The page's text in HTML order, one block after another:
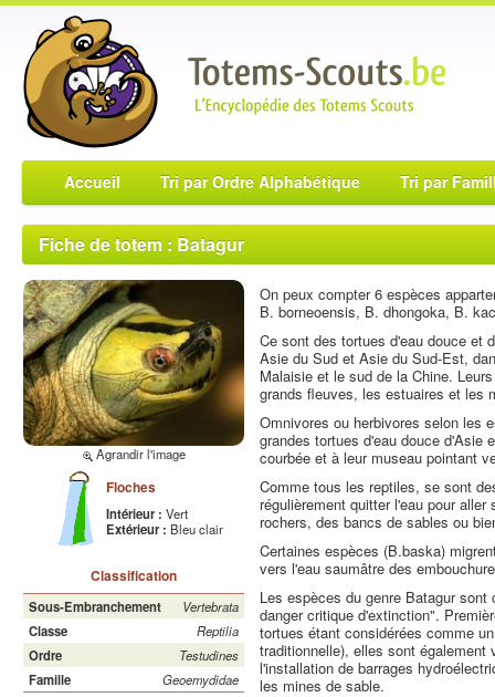
Accueil Tri par Ordre Alphabétique Tri par
Fiche de totem : Batagur
Agrandir l'image
Floches
Intérieur : Vert
Extérieur : Bleu clair
Classification
Sous-Embranchement
Vertebrata
Classe
Reptilia
Ordre
Testudines
Famille
Geoemydidae
On peux compter 6 espèces
B. borneoensis, B. dhongoka, B.
Ce sont des tortues d'eau douce et
Asie du Sud et Asie du Sud-Est,
Malaisie et le sud de la Chine.
grands fleuves, les estuaires et les
Omnivores ou herbivores selon les
grandes tortues d'eau douce d'Asie
courbée et à leur museau pointant
Comme tous les reptiles, se sont
régulièrement quitter l'eau pour
rochers, des bancs de sables ou
Certaines espèces (B.baska)
vers l'eau saumâtre des
Les espèces du genre Batagur
danger critique d'extinction".
tortues étant considérées comme
traditionnelle), elles sont
l'installation de barrages
les mines de sable.